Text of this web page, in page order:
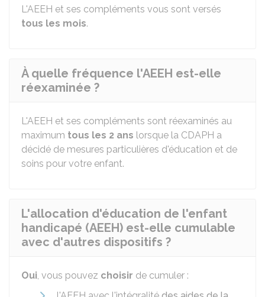
L'AEEH et ses compléments vous sont versés
tous les mois.
À quelle fréquence l'AEEH est-elle
réexaminée ?
L'AEEH et ses compléments sont réexaminés au
maximum tous les 2 ans lorsque la CDAPH a
décidé de mesures particulières d'éducation et de
soins pour votre enfant.
L'allocation d'éducation de l'enfant
handicapé (AEEH) est-elle cumulable
avec d'autres dispositifs ?
Oui, vous pouvez choisir de cumuler :